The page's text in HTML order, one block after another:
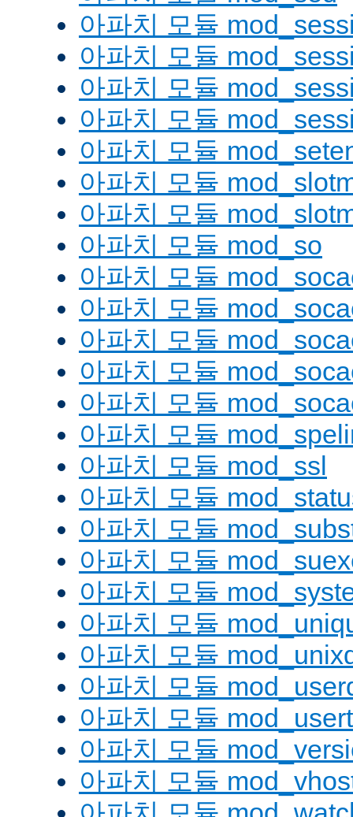
아파치 모듈
아파치 모듈
아파치 모듈
아파치 모듈
아파치 모듈
아파치 모듈
아파치 모듈
아파치 모듈 mod_so
아파치 모듈
아파치 모듈
아파치 모듈
아파치 모듈
아파치 모듈
아파치 모듈
아파치 모듈 mod_ssl
아파치 모듈
아파치 모듈
아파치 모듈
아파치 모듈
아파치 모듈
아파치 모듈
아파치 모듈
아파치 모듈
아파치 모듈
아파치 모듈